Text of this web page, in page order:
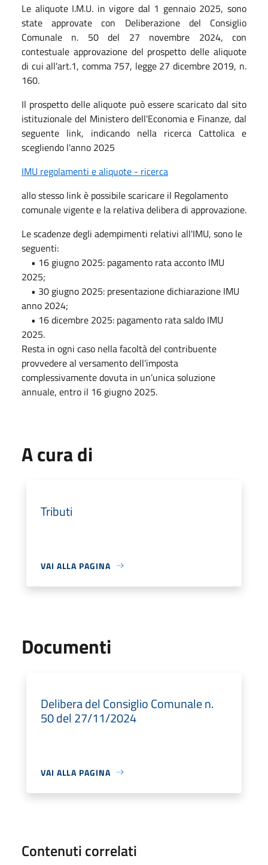
Le aliquote I.M.U. in vigore dal 1 gennaio 2025, sono
state approvate con Deliberazione del Consiglio
Comunale n. 50 del 27 novembre 2024, con
contestuale approvazione del prospetto delle aliquote
di cui all'art.1, comma 757, legge 27 dicembre 2019, n.
160.
Il prospetto delle aliquote può essere scaricato dal sito
istituzionale del Ministero dell'Economia e Finanze, dal
seguente link, indicando nella ricerca Cattolica e
scegliendo l'anno 2025
IMU regolamenti e aliquote - ricerca
allo stesso link è possibile scaricare il Regolamento
comunale vigente e la relativa delibera di approvazione.
Le scadenze degli adempimenti relativi all'IMU, sono le
seguenti:
• 16 giugno 2025: pagamento rata acconto IMU
2025;
• 30 giugno 2025: presentazione dichiarazione IMU
anno 2024;
• 16 dicembre 2025: pagamento rata saldo IMU
2025.
Resta in ogni caso nella facoltà del contribuente
provvedere al versamento dell’imposta
complessivamente dovuta in un’unica soluzione
annuale, entro il 16 giugno 2025.
A cura di
Tributi
VAI ALLA PAGINA
Documenti
Delibera del Consiglio Comunale n.
50 del 27/11/2024
VAI ALLA PAGINA
Contenuti correlati